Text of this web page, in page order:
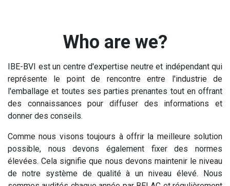
Who are we?
IBE-BVI est un centre d'expertise neutre et indépendant qui
représente le point de rencontre entre l'industrie de
l'emballage et toutes ses parties prenantes tout en offrant
des connaissances pour diffuser des informations et
donner des conseils.
Comme nous visons toujours à offrir la meilleure solution
possible, nous devons également fixer des normes
élevées. Cela signifie que nous devons maintenir le niveau
de notre système de qualité à un niveau élevé. Nous